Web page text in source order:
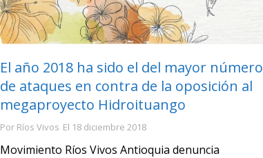
El año 2018 ha sido el del mayor número
de ataques en contra de la oposición al
megaproyecto Hidroituango
Por Ríos Vivos El 18 diciembre 2018
Movimiento Ríos Vivos Antioquia denuncia